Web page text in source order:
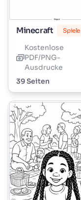
Minecraft Spiele
Kostenlose
PDF/PNG-
Ausdrucke
39 Seiten